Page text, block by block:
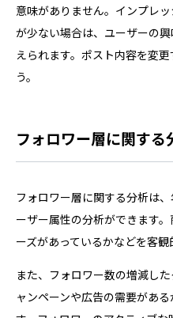
意味がありません。インプレ
が少ない場合は、ユーザーの
えられます。ポスト内容を変
う。
フォロワー層に関する
フォロワー層に関する分析は
ーザー属性の分析ができます
ーズがあっているかなどを客観
また、フォロワー数の増減し
ャンペーンや広告の需要があ